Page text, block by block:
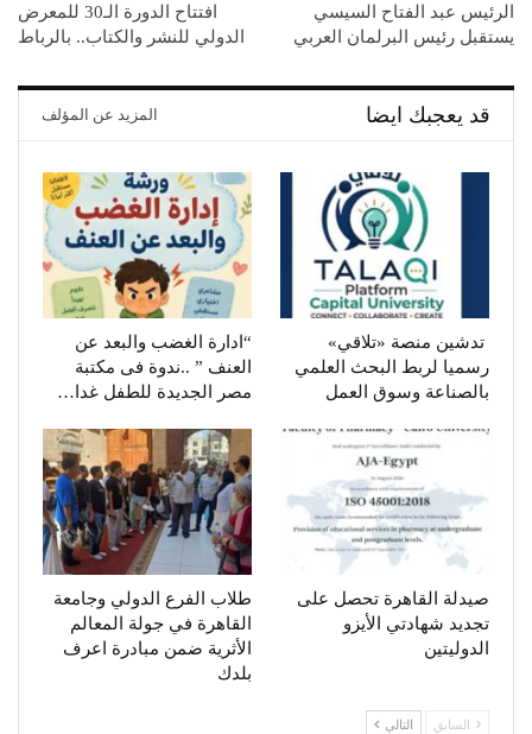
الرئيس عبد الفتاح السيسي
يستقبل رئيس البرلمان العربي
افتتاح الدورة الـ30 للمعرض
الدولي للنشر والكتاب.. بالرباط
قد يعجبك ايضا المزيد عن المؤلف
تدشين منصة «تلاقي»
رسميا لربط البحث العلمي
بالصناعة وسوق العمل
“ادارة الغضب والبعد عن
العنف ” ..ندوة فى مكتبة
مصر الجديدة للطفل غدا…
صيدلة القاهرة تحصل على
تجديد شهادتي الأيزو
الدوليتين
طلاب الفرع الدولي وجامعة
القاهرة في جولة المعالم
الأثرية ضمن مبادرة اعرف
بلدك
السابق التالي